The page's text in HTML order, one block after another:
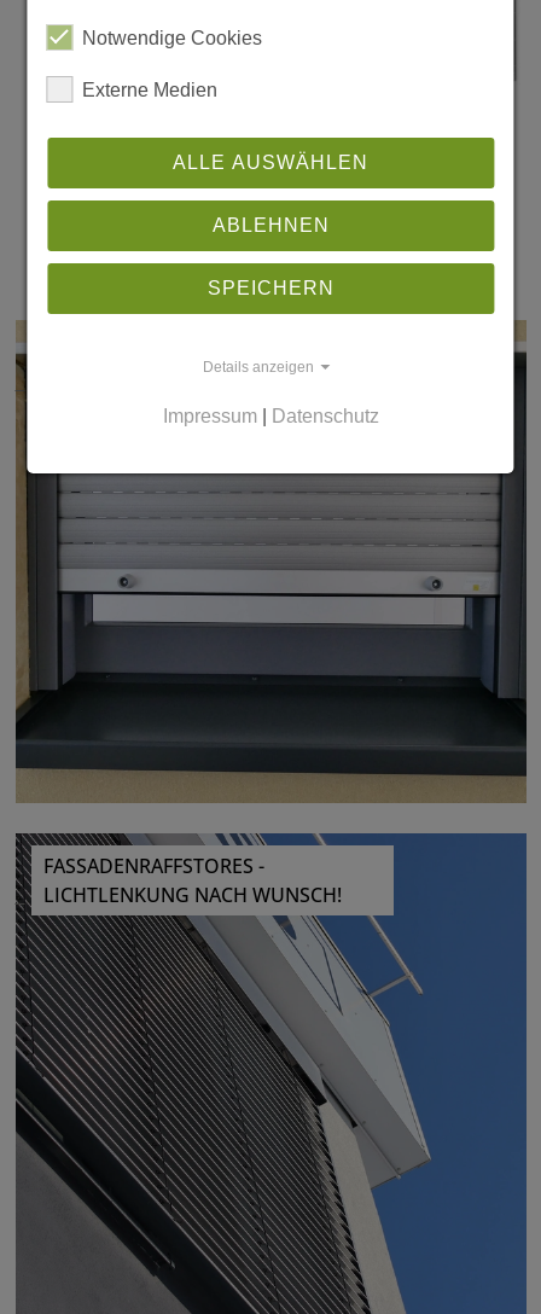
FASSADENRAFFSTORES -
LICHTLENKUNG NACH WUNSCH!
Notwen­dige Cookies
Externe Medien
ALLE AUSWÄHLEN
ABLEHNEN
SPEICHERN
Details anzeigen
Impressum| Datenschutz